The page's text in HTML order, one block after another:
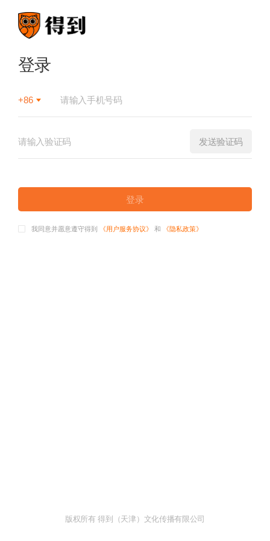
登录
+86
发送验证码
登录
我同意并愿意遵守得到 《用户服务协议》 和 《隐私政策》
版权所有 得到（天津）文化传播有限公司